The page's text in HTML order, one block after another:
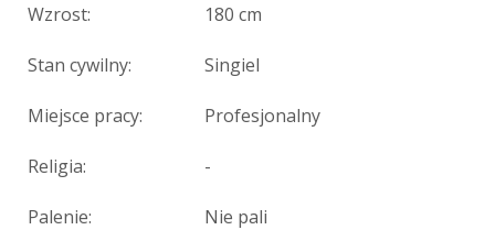
Wzrost: 180 cm
Stan cywilny: Singiel
Miejsce pracy: Profesjonalny
Religia: -
Palenie: Nie pali